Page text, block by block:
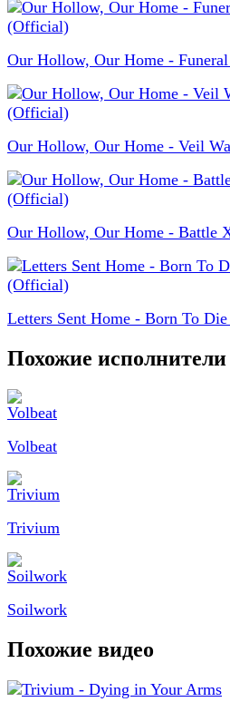
Our Hollow, Our Home -
Our Hollow, Our Home - Veil
Our Hollow, Our Home - Battle
Letters Sent Home - Born To
Похожие исполнители
Volbeat
Trivium
Soilwork
Похожие видео